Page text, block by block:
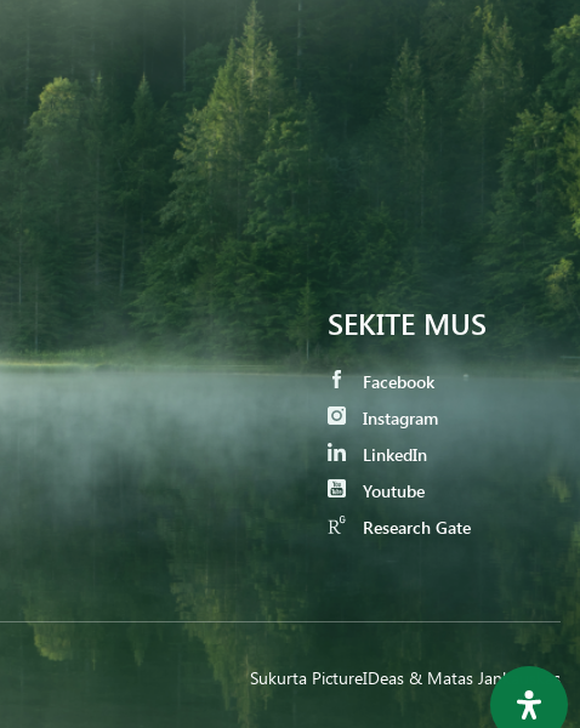
SEKITE MUS
Facebook
Instagram
LinkedIn
Youtube
Research Gate
Sukurta PictureIDeas & Matas Jankauskas